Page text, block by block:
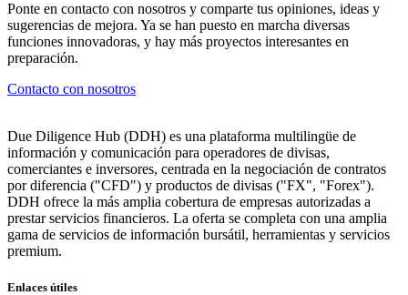
Ponte en contacto con nosotros y comparte tus opiniones, ideas y
sugerencias de mejora. Ya se han puesto en marcha diversas
funciones innovadoras, y hay más proyectos interesantes en
preparación.
Contacto con nosotros
Due Diligence Hub (DDH) es una plataforma multilingüe de
información y comunicación para operadores de divisas,
comerciantes e inversores, centrada en la negociación de contratos
por diferencia ("CFD") y productos de divisas ("FX", "Forex").
DDH ofrece la más amplia cobertura de empresas autorizadas a
prestar servicios financieros. La oferta se completa con una amplia
gama de servicios de información bursátil, herramientas y servicios
premium.
Enlaces útiles